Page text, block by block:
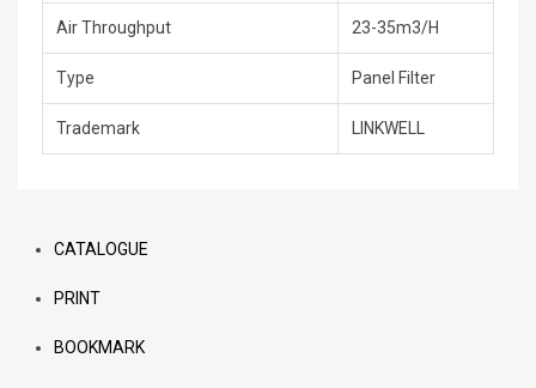
Air Throughput 23-35m3/H
Type Panel Filter
Trademark LINKWELL
CATALOGUE
PRINT
BOOKMARK